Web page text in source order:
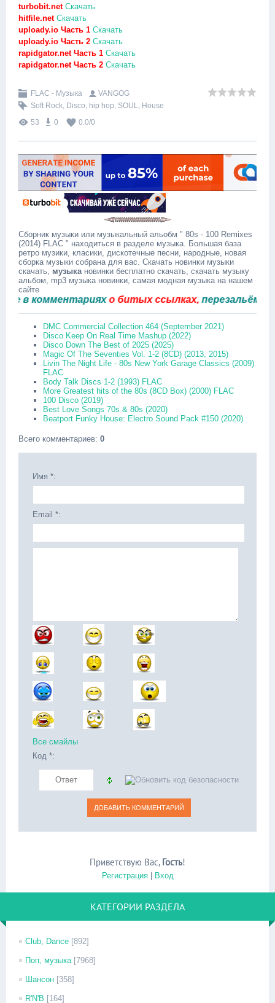
turbobit.netСкачать
hitfile.netСкачать
uploady.io Часть 1 Скачать
uploady.io Часть 2 Скачать
rapidgator.net Часть 1 Скачать
rapidgator.net Часть 2 Скачать
FLAC - Музыка
VANGOG
Soft Rock, Disco, hip hop, SOUL, House
53
0 0.0/0
Сборник музыки или музыкальный альобм " 80s - 100 Remixes
(2014) FLAC " находиться в разделе музыка. Большая база
ретро музики, класики, дискотечные песни, народные, новая
сборка музыки собрана для вас. Скачать новинки музыки
скачать, музыкановинки бесплатно скачать, скачать музыку
альбом, mp3 музыка новинки, самая модная музыка на нашем
сайте
комментарияхо битых ссылках,перезальём
DMC Commercial Collection 464 (September 2021)
Disco Keep On Real Time Mashup (2022)
Disco Down The Best of 2025 (2025)
Magic Of The Seventies Vol. 1-2 (8CD) (2013, 2015)
Livin The Night Life - 80s New York Garage Classics (2009)
FLAC
Body Talk Discs 1-2 (1993) FLAC
More Greatest hits of the 80s (8CD Box) (2000) FLAC
100 Disco (2019)
Best Love Songs 70s & 80s (2020)
Beatport Funky House: Electro Sound Pack #150 (2020)
Всего комментариев: 0
Имя *:
Email *:
Все смайлы
Код *:
Приветствую Вас, Гость!
Регистрация| Вход
КАТЕГОРИИ РАЗДЕЛА
Club, Dance [892]
Поп, музыка [7968]
Шансон [358]
R'N'B [164]